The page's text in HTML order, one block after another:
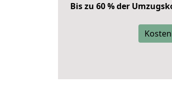
Bis zu 60 % der